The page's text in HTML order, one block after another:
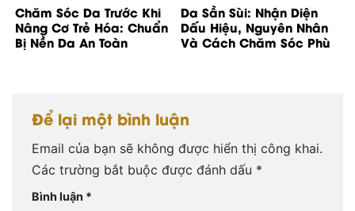
Chăm Sóc Da Trước Khi
Nâng Cơ Trẻ Hóa: Chuẩn
Bị Nền Da An Toàn
Da Sần Sùi: Nhận Diện
Dấu Hiệu, Nguyên Nhân
Và Cách Chăm Sóc Phù
Để lại một bình luận
Email của bạn sẽ không được hiển thị công khai.
Các trường bắt buộc được đánh dấu *
Bình luận *